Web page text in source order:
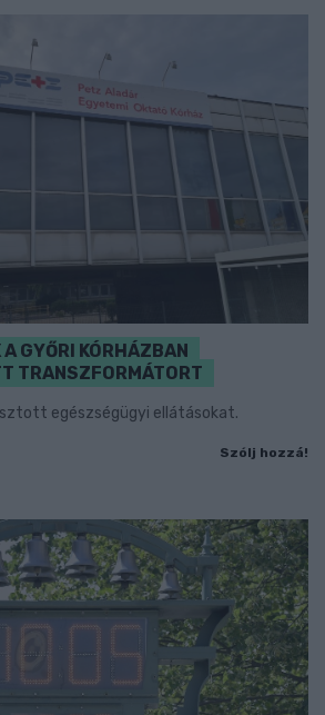
GYŐRI KÓRHÁZBAN
TRANSZFORMÁTORT
egészségügyi ellátásokat.
Szólj hozzá!